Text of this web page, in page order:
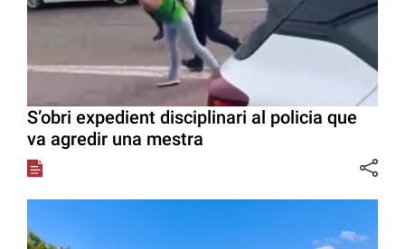
S’obri expedient disciplinari al policia que
va agredir una mestra